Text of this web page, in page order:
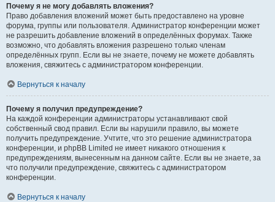
Почему я не могу добавлять вложения?
Право добавления вложений может быть предоставлено на уровне
форума, группы или пользователя. Администратор конференции может
не разрешить добавление вложений в определённых форумах. Также
возможно, что добавлять вложения разрешено только членам
определённых групп. Если вы не знаете, почему не можете добавлять
вложения, свяжитесь с администратором конференции.
Вернуться к началу
Почему я получил предупреждение?
На каждой конференции администраторы устанавливают свой
собственный свод правил. Если вы нарушили правило, вы можете
получить предупреждение. Учтите, что это решение администратора
конференции, и phpBB Limited не имеет никакого отношения к
предупреждениям, вынесенным на данном сайте. Если вы не знаете, за
что получили предупреждение, свяжитесь с администратором
конференции.
Вернуться к началу